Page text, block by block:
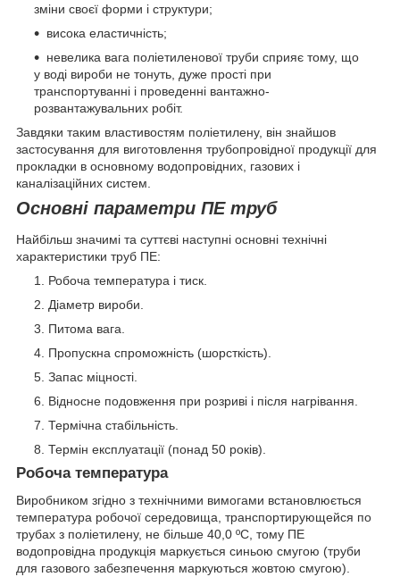
зміни своєї форми і структури;
висока еластичність;
невелика вага поліетиленової труби сприяє тому, що
у воді вироби не тонуть, дуже прості при
транспортуванні і проведенні вантажно-
розвантажувальних робіт.
Завдяки таким властивостям поліетилену, він знайшов
застосування для виготовлення трубопровідної продукції для
прокладки в основному водопровідних, газових і
каналізаційних систем.
Основні параметри ПЕ труб
Найбільш значимі та суттєві наступні основні технічні
характеристики труб ПЕ:
Робоча температура і тиск.
Діаметр вироби.
Питома вага.
Пропускна спроможність (шорсткість).
Запас міцності.
Відносне подовження при розриві і після нагрівання.
Термічна стабільність.
Термін експлуатації (понад 50 років).
Робоча температура
Виробником згідно з технічними вимогами встановлюється
температура робочої середовища, транспортирующейся по
трубах з поліетилену, не більше 40,0 ºС, тому ПЕ
водопровідна продукція маркується синьою смугою (труби
для газового забезпечення маркуються жовтою смугою).